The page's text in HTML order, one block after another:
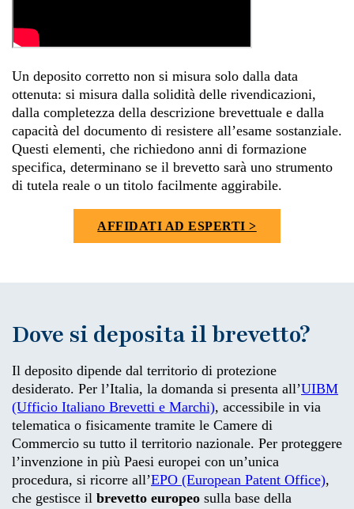
Un deposito corretto non si misura solo dalla data
ottenuta: si misura dalla solidità delle rivendicazioni,
dalla completezza della descrizione brevettuale e dalla
capacità del documento di resistere all’esame sostanziale.
Questi elementi, che richiedono anni di formazione
specifica, determinano se il brevetto sarà uno strumento
di tutela reale o un titolo facilmente aggirabile.
AFFIDATI AD ESPERTI >
Dove si deposita il brevetto?
Il deposito dipende dal territorio di protezione
desiderato. Per l’Italia, la domanda si presenta all’UIBM
(Ufficio Italiano Brevetti e Marchi), accessibile in via
telematica o fisicamente tramite le Camere di
Commercio su tutto il territorio nazionale. Per proteggere
l’invenzione in più Paesi europei con un’unica
procedura, si ricorre all’EPO (European Patent Office),
che gestisce il brevetto europeo sulla base della